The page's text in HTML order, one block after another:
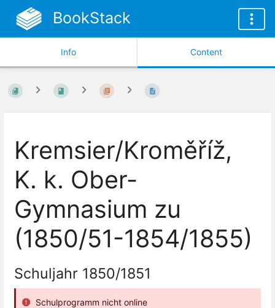
BookStack
Info Content
Kremsier/Kroměříž,
K. k. Ober-
Gymnasium zu
(1850/51-1854/1855)
Schuljahr 1850/1851
Schulprogramm nicht online